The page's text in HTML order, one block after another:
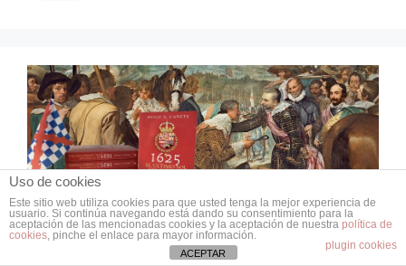
© 2026 Grupo de Estudios de Historia Militar
• Creado conGeneratePress
Uso de cookies
Este sitio web utiliza cookies para que usted tenga la mejor experiencia de
usuario. Si continúa navegando está dando su consentimiento para la
aceptación de las mencionadas cookies y la aceptación de nuestra política de
cookies, pinche el enlace para mayor información.
plugin cookies
ACEPTAR